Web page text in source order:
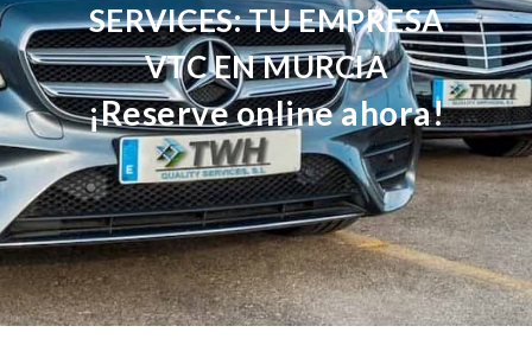
SERVICES: TU EMPRESA
VTC EN MURCIA
¡Reserve online ahora!